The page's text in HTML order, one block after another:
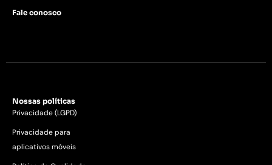
Fale conosco
Nossas políticas
Privacidade (LGPD)
Privacidade para
aplicativos móveis